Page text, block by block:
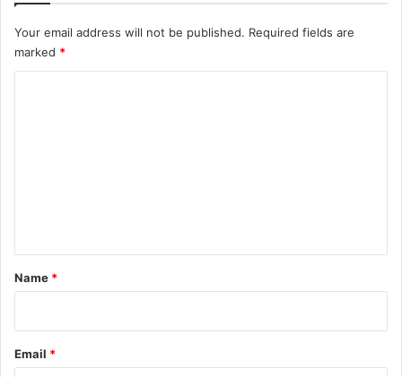
Your email address will not be published. Required fields are
marked *
*
Name *
Email *